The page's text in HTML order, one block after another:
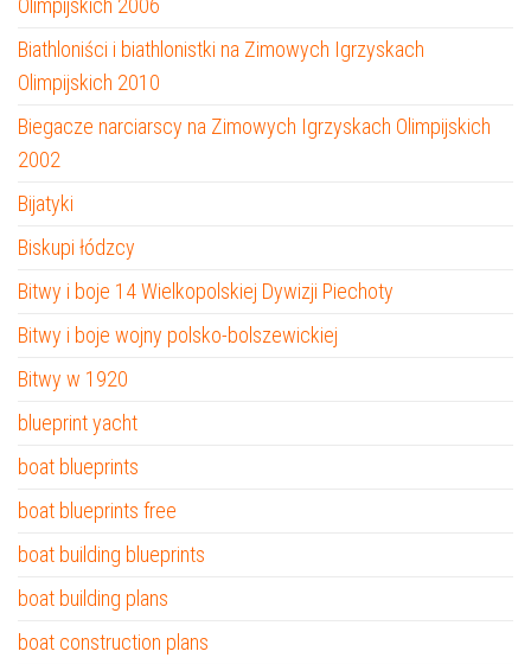
Olimpijskich 2006
Biathloniści i biathlonistki na Zimowych Igrzyskach
Olimpijskich 2010
Biegacze narciarscy na Zimowych Igrzyskach Olimpijskich
2002
Bijatyki
Biskupi łódzcy
Bitwy i boje 14 Wielkopolskiej Dywizji Piechoty
Bitwy i boje wojny polsko-bolszewickiej
Bitwy w 1920
blueprint yacht
boat blueprints
boat blueprints free
boat building blueprints
boat building plans
boat construction plans